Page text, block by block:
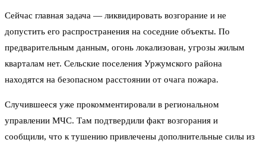
Сейчас главная задача — ликвидировать возгорание и не
допустить его распространения на соседние объекты. По
предварительным данным, огонь локализован, угрозы жилым
кварталам нет. Сельские поселения Уржумского района
находятся на безопасном расстоянии от очага пожара.
Случившееся уже прокомментировали в региональном
управлении МЧС. Там подтвердили факт возгорания и
сообщили, что к тушению привлечены дополнительные силы из